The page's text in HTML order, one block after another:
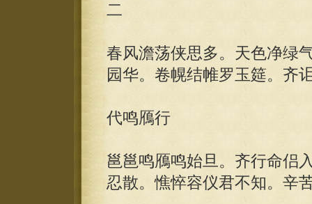
二
春风澹荡侠思多。天色净绿
园华。卷幌结帷罗玉筵。齐
代鸣鴈行
邕邕鸣鴈鸣始旦。齐行命侣
忍散。憔悴容仪君不知。辛